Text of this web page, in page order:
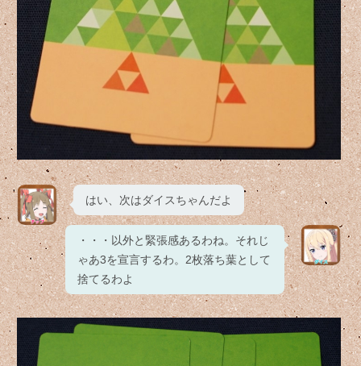
はい、次はダイスちゃんだよ
・・・以外と緊張感あるわね。それじ
ゃあ3を宣言するわ。2枚落ち葉として
捨てるわよ